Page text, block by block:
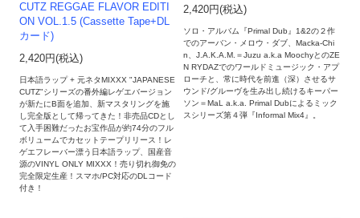
CUTZ REGGAE FLAVOR EDITI
ON VOL.1.5 (Cassette Tape+DL
カード)
2,420円(税込)
日本語ラップ + 元ネタMIXXX "JAPANESE
CUTZ"シリーズの番外編レゲエバージョン
が新たにB面を追加、新マスタリングを施
し完全版として帰ってきた！非売品CDとし
て入手困難だったお宝作品が約74分のフル
ボリュームでカセットテープリリース！レ
ゲエフレーバー漂う日本語ラップ、国産音
源のVINYL ONLY MIXXX！売り切れ御免の
完全限定生産！スマホ/PC対応のDLコード
付き！
2,420円(税込)
ソロ・アルバム『Primal Dub』1&2の２作
でのアーバン・メロウ・ダブ、Macka-Chi
n、J.A.K.A.M.＝Juzu a.k.a MoochyとのZE
N RYDAZでのワールドミュージック・アプ
ローチと、常に時代を前進（深）させるサ
ウンド/グルーヴを生み出し続けるキーパー
ソン＝MaL a.k.a. Primal Dubによるミック
スシリーズ第４弾『Informal Mix4』。